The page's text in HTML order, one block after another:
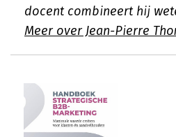
docent combineert hij
Meer over Jean-Pierre